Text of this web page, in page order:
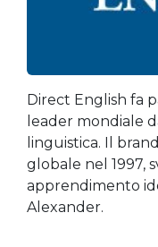
Direct English fa
leader mondiale
linguistica. Il
globale nel 1997,
apprendimento
Alexander.